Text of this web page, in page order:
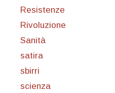
Resistenze
Rivoluzione
Sanità
satira
sbirri
scienza